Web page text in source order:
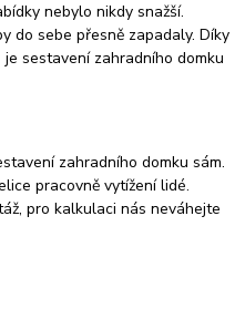
nebylo nikdy snažší.
do sebe přesně zapadaly. Díky
sestavení zahradního domku
zahradního domku sám.
pracovně vytížení lidé.
pro kalkulaci nás neváhejte